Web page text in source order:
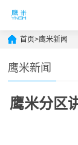
首页>鹰米新闻
鹰米新闻
鹰米分区